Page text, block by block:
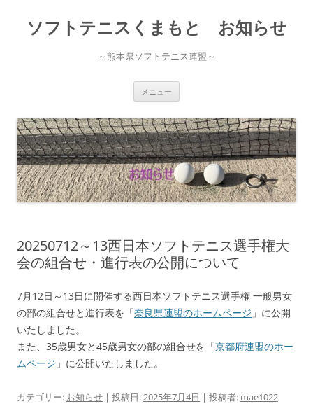
ソフトテニスくまもと お知らせ
～熊本県ソフトテニス連盟～
メニュー
ン
ツ
へ
ス
キ
ッ
プ
20250712～13西日本ソフトテニス選手権大
会の組合せ・進行表の公開について
7月12日～13日に開催する西日本ソフトテニス選手権 一般男女
の部の組合せと進行表を「奈良県連盟のホームページ 」に公開
いたしました。
また、35歳男女と45歳男女の部の組合せを「京都府連盟のホー
ムページ 」に公開いたしました。
カテゴリー: お知らせ | 投稿日:2025年7月4日 | 投稿者: mae1022